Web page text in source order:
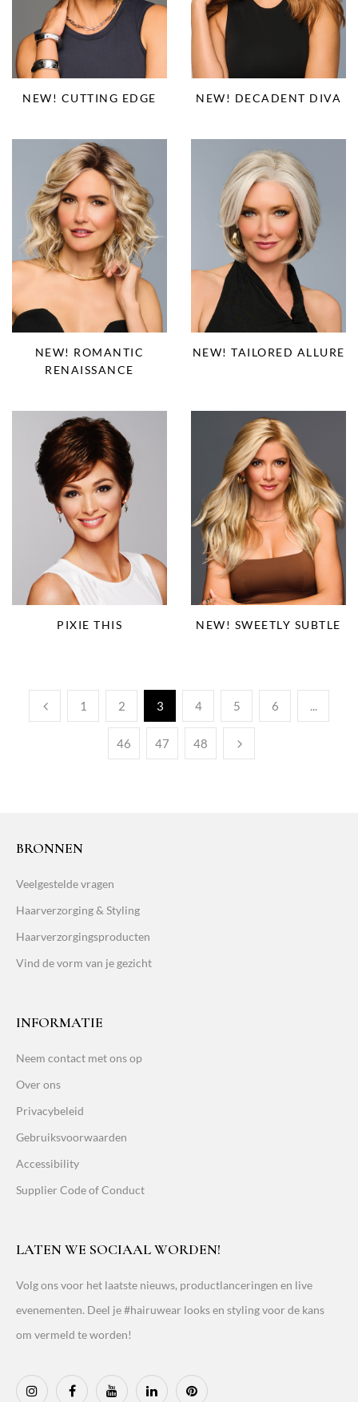
NEW! CUTTING EDGE NEW! DECADENT DIVA
NEW! ROMANTIC
RENAISSANCE
NEW! TAILORED ALLURE
PIXIE THIS NEW! SWEETLY SUBTLE
1 2 3 4 5 6 ...
46 47 48
BRONNEN
Veelgestelde vragen
Haarverzorging & Styling
Haarverzorgingsproducten
Vind de vorm van je gezicht
INFORMATIE
Neem contact met ons op
Over ons
Privacybeleid
Gebruiksvoorwaarden
Accessibility
Supplier Code of Conduct
LATEN WE SOCIAAL WORDEN!
Volg ons voor het laatste nieuws, productlanceringen en live
evenementen. Deel je #hairuwear looks en styling voor de kans
om vermeld te worden!